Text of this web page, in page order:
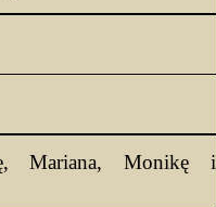
Mariana, Monikę i